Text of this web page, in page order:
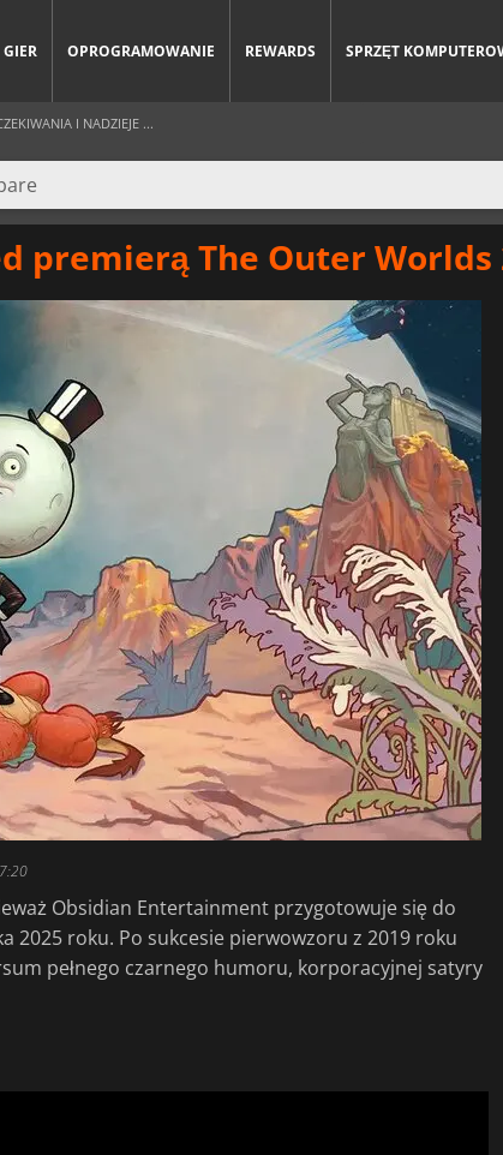
OPROGRAMOWANIE REWARDS SPRZĘT
I NADZIEJE ...
premierą The Outer Worlds
Obsidian Entertainment przygotowuje się do
2025 roku. Po sukcesie pierwowzoru z 2019 roku
pełnego czarnego humoru, korporacyjnej satyry